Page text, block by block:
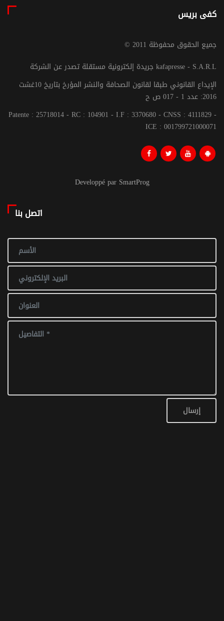
كفى بريس
© جميع الحقوق محفوظة 2011
جريدة إلكترونية مستقلة تصدر عن الشركة kafapresse - S.A.R.L
الإيداع القانوني طبقا لقانون الصحافة والنشر المؤرخ بتاريخ 10غشت
2016: عدد 1 - 017 ص ح
Patente : 25718014 - RC : 104901 - I.F : 3370680 - CNSS : 4111829 -
ICE : 001799721000071
Developpé par SmartProg
اتصل بنا